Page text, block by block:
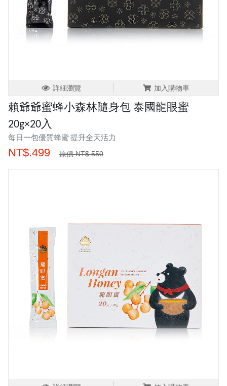
詳細瀏覽 加入購物車
賴爺爺蜜蜂小森林隨身包 泰國龍眼蜜
20g×20入
每日一包優質蜂蜜 提升全天活力
NT$.499 原價 NT$.550